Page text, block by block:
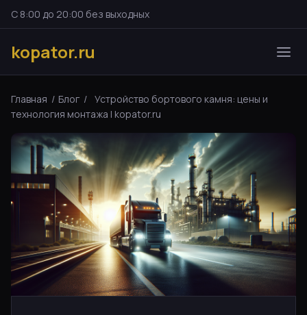
С 8:00 до 20:00 без выходных
kopator.ru
Главная / Блог / Устройство бортового камня: цены и
технология монтажа | kopator.ru